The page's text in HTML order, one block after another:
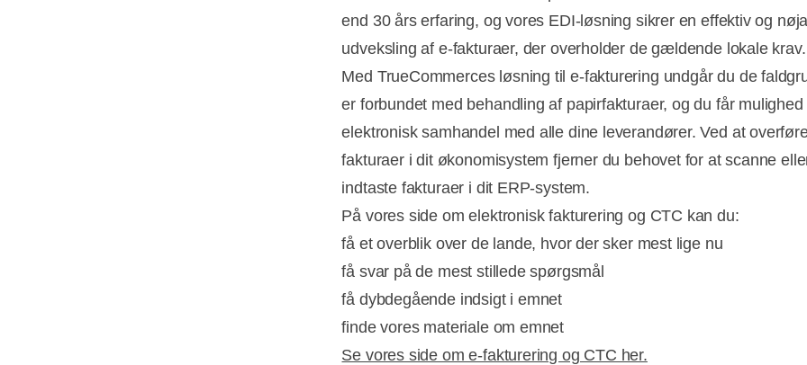
end 30 års erfaring, og vores EDI-løsning sikrer en effektiv og
udveksling af e-fakturaer, der overholder de gældende lokale
Med TrueCommerces løsning til e-fakturering undgår du de
er forbundet med behandling af papirfakturaer, og du får mulighed
elektronisk samhandel med alle dine leverandører. Ved at
fakturaer i dit økonomisystem fjerner du behovet for at scanne
indtaste fakturaer i dit ERP-system.
På vores side om elektronisk fakturering og CTC kan du:
få et overblik over de lande, hvor der sker mest lige nu
få svar på de mest stillede spørgsmål
få dybdegående indsigt i emnet
finde vores materiale om emnet
Se vores side om e-fakturering og CTC her.